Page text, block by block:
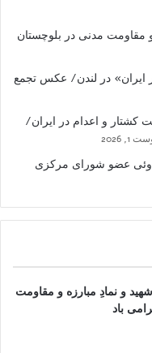
و مقاومت مدنی در بلوچستان
ایران» در لندن/ عکس تجمع
کشتار و اعدام در ایران/
1, 2026
عضو شورای مرکزی
و نمادِ مبارزه و مقاومت
باد